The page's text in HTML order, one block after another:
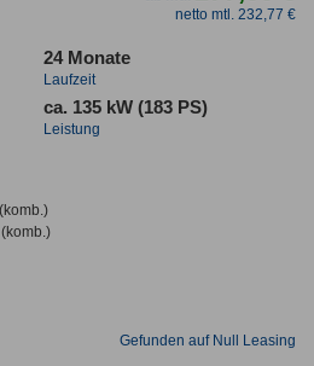
netto mtl. 232,77 €
24 Monate
Laufzeit
ca. 135 kW (183 PS)
Leistung
Gefunden auf Null Leasing